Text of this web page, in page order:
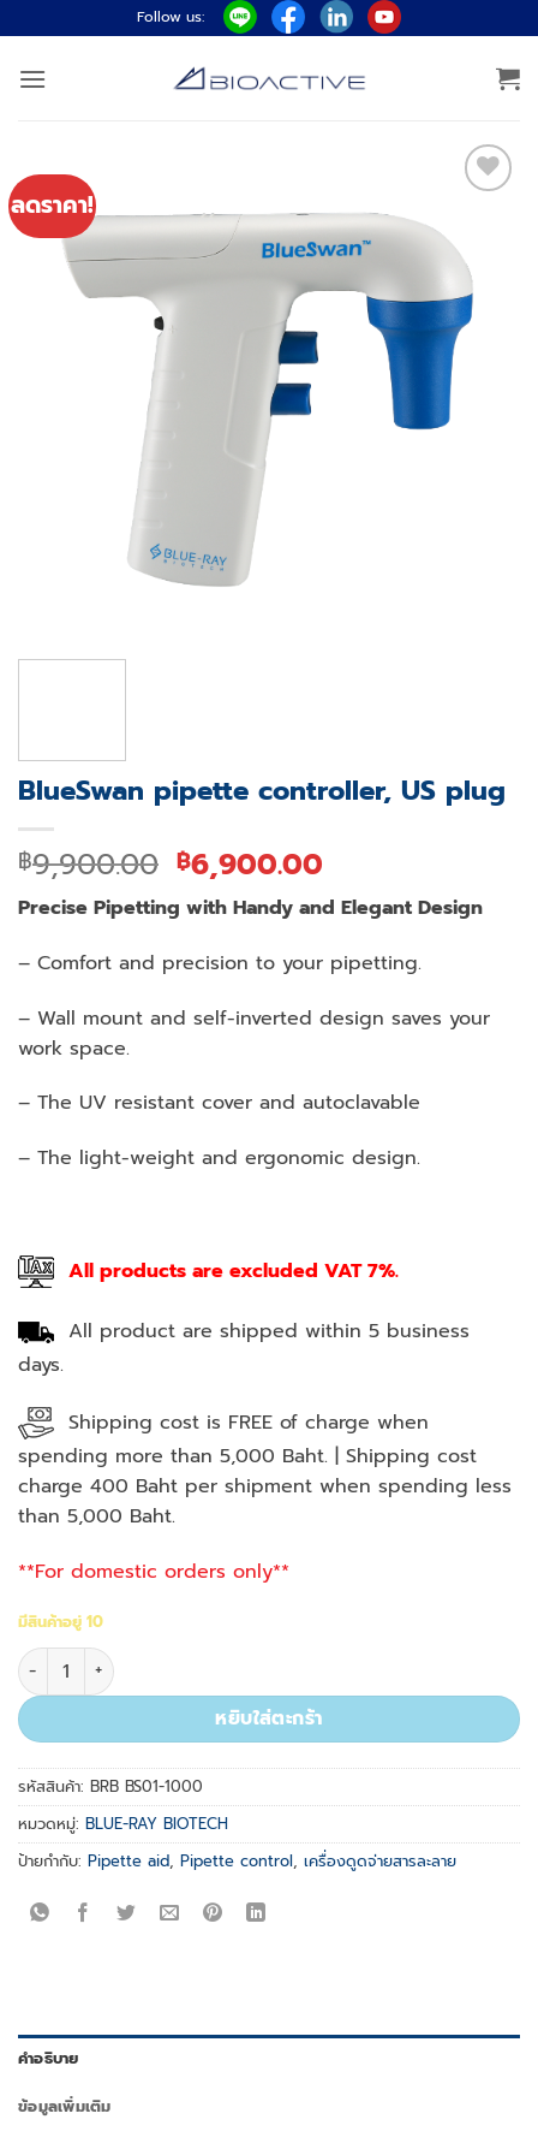
ไป
ยัง
Follow us:
ลดราคา!
wishlist
BlueSwan pipette controller, US plug
฿9,900.00 Original
price
was:
฿9,900.00.
฿6,900.00
price
is:
฿6,900.00.
Precise Pipetting with Handy and Elegant Design
– Comfort and precision to your pipetting.
– Wall mount and self-inverted design saves your
work space.
– The UV resistant cover and autoclavable
– The light-weight and ergonomic design.
All products are excluded VAT 7%.
All product are shipped within 5 business
days.
Shipping cost is FREE of charge when
spending more than 5,000 Baht. | Shipping cost
charge 400 Baht per shipment when spending less
than 5,000 Baht.
**For domestic orders only**
มีสินค้าอยู่ 10
จำนวน BlueSwan pipette controller, US plug ชิ้น
หยิบใส่ตะกร้า
รหัสสินค้า: BRB BS01-1000
หมวดหมู่: BLUE-RAY BIOTECH
ป้ายกำกับ: Pipette aid, Pipette control, เครื่องดูดจ่ายสารละลาย
คำอธิบาย
ข้อมูลเพิ่มเติม